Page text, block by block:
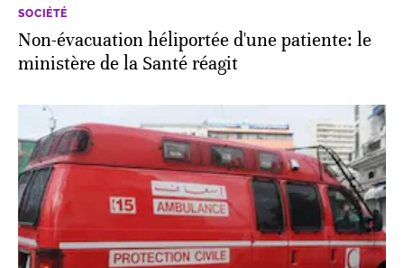
SOCIÉTÉ
Non-évacuation héliportée d'une patiente: le
ministère de la Santé réagit